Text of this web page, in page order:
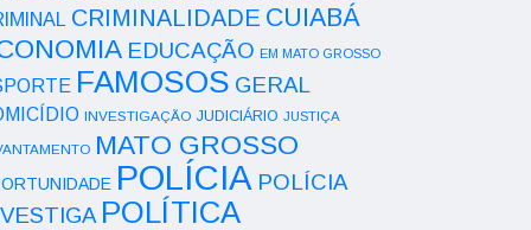
CRIMINALIDADE CUIABÁ
EDUCAÇÃO EM MATO GROSSO
FAMOSOS GERAL
INVESTIGAÇÃO JUDICIÁRIO JUSTIÇA
MATO GROSSO
POLÍCIA POLÍCIA
POLÍTICA